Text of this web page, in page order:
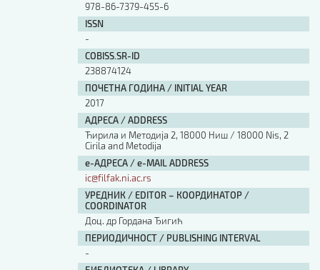
978-86-7379-455-6
ISSN
-
COBISS.SR-ID
238874124
ПОЧЕТНА ГОДИНА / INITIAL YEAR
2017
АДРЕСА / ADDRESS
Ћирила и Методија 2, 18000 Ниш / 18000 Nis, 2
Cirila and Metodija
е-АДРЕСА / e-MAIL ADDRESS
ic@filfak.ni.ac.rs
УРЕДНИК / EDITOR – КООРДИНАТОР /
COORDINATOR
Доц. др Гордана Ђигић
ПЕРИОДИЧНОСТ / PUBLISHING INTERVAL
-